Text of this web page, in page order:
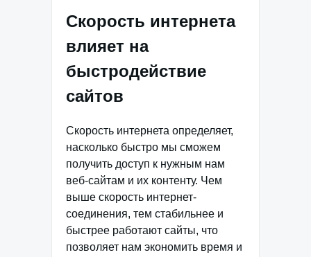
Скорость интернета
влияет на
быстродействие
сайтов
Скорость интернета определяет,
насколько быстро мы сможем
получить доступ к нужным нам
веб-сайтам и их контенту. Чем
выше скорость интернет-
соединения, тем стабильнее и
быстрее работают сайты, что
позволяет нам экономить время и